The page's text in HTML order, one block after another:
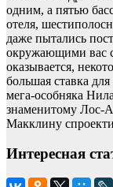
одним, а пятью
отеля,
даже пытались
окружающими вас
оказывается,
большая ставка
мега-особняка
знаменитому Лос-
Макклину
Интересная